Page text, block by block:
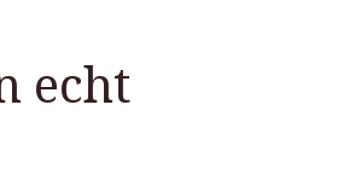
echt